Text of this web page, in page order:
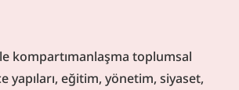
kompartımanlaşma toplumsal
yapıları, eğitim, yönetim, siyaset,